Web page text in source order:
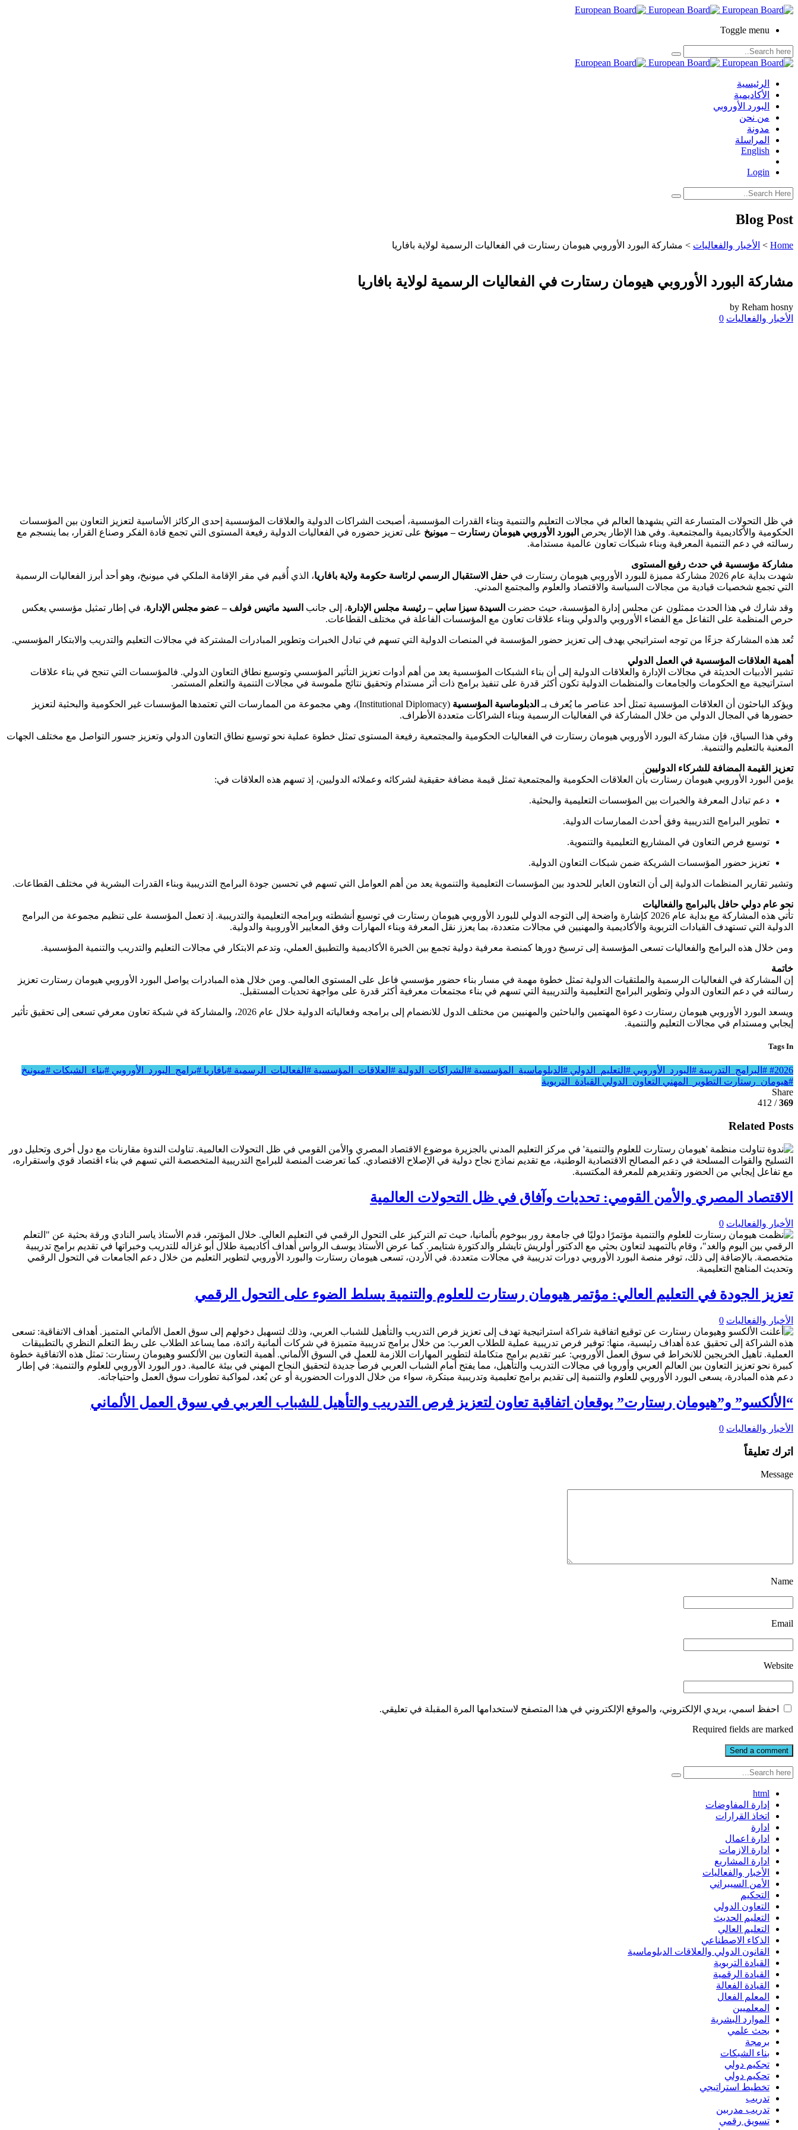
Toggle menu
الرئيسية
الأكاديمية
البورد الأوروبي
من نحن
مدونة
المراسلة
English
Login
Blog Post
Home
> الأخبار والفعاليات > مشاركة البورد الأوروبي هيومان رستارت في الفعاليات الرسمية لولاية بافاريا
مشاركة البورد الأوروبي هيومان رستارت في الفعاليات الرسمية لولاية بافاريا
by Reham hosny
الأخبار والفعاليات 0
في ظل التحولات المتسارعة التي يشهدها العالم في مجالات التعليم والتنمية وبناء القدرات المؤسسية، أصبحت الشراكات الدولية والعلاقات المؤسسية إحدى الركائز الأساسية لتعزيز التعاون بين المؤسسات
الحكومية والأكاديمية والمجتمعية. وفي هذا الإطار يحرص البورد الأوروبي هيومان رستارت – ميونيخ على تعزيز حضوره في الفعاليات الدولية رفيعة المستوى التي تجمع قادة الفكر وصناع القرار، بما ينسجم مع
رسالته في دعم التنمية المعرفية وبناء شبكات تعاون عالمية مستدامة.
مشاركة مؤسسية في حدث رفيع المستوى
شهدت بداية عام 2026 مشاركة مميزة للبورد الأوروبي هيومان رستارت في
حفل الاستقبال الرسمي لرئاسة حكومة ولاية بافاريا، الذي أُقيم في مقر الإقامة الملكي في ميونيخ، وهو أحد أبرز الفعاليات الرسمية
التي تجمع شخصيات قيادية من مجالات السياسة والاقتصاد والعلوم والمجتمع المدني.
وقد شارك في هذا الحدث ممثلون عن مجلس إدارة المؤسسة، حيث حضرت السيدة سيزا سابي – رئيسة مجلس الإدارة، إلى جانب السيد ماتيس فولف – عضو مجلس الإدارة، في إطار تمثيل مؤسسي يعكس
حرص المنظمة على التفاعل مع الفضاء الأوروبي والدولي وبناء علاقات تعاون مع المؤسسات الفاعلة في مختلف القطاعات.
تُعد هذه المشاركة جزءًا من توجه استراتيجي يهدف إلى تعزيز حضور المؤسسة في المنصات الدولية التي تسهم في تبادل الخبرات وتطوير المبادرات المشتركة في مجالات التعليم والتدريب والابتكار المؤسسي.
أهمية العلاقات المؤسسية في العمل الدولي
تشير الأدبيات الحديثة في مجالات الإدارة والعلاقات الدولية إلى أن بناء الشبكات المؤسسية يعد من أهم أدوات تعزيز التأثير المؤسسي وتوسيع نطاق التعاون الدولي. فالمؤسسات التي تنجح في بناء علاقات
استراتيجية مع الحكومات والجامعات والمنظمات الدولية تكون أكثر قدرة على تنفيذ برامج ذات أثر مستدام وتحقيق نتائج ملموسة في مجالات التنمية والتعلم المستمر.
ويؤكد الباحثون أن العلاقات المؤسسية تمثل أحد عناصر ما يُعرف بـ الدبلوماسية المؤسسية
(Institutional Diplomacy)، وهي مجموعة من الممارسات التي تعتمدها المؤسسات غير الحكومية والبحثية لتعزيز
حضورها في المجال الدولي من خلال المشاركة في الفعاليات الرسمية وبناء الشراكات متعددة الأطراف.
وفي هذا السياق، فإن مشاركة البورد الأوروبي هيومان رستارت في الفعاليات الحكومية والمجتمعية رفيعة المستوى تمثل خطوة عملية نحو توسيع نطاق التعاون الدولي وتعزيز جسور التواصل مع مختلف الجهات
المعنية بالتعليم والتنمية.
تعزيز القيمة المضافة للشركاء الدوليين
يؤمن البورد الأوروبي هيومان رستارت بأن العلاقات الحكومية والمجتمعية تمثل قيمة مضافة حقيقية لشركائه وعملائه الدوليين، إذ تسهم هذه العلاقات في:
دعم تبادل المعرفة والخبرات بين المؤسسات التعليمية والبحثية.
تطوير البرامج التدريبية وفق أحدث الممارسات الدولية.
توسيع فرص التعاون في المشاريع التعليمية والتنموية.
تعزيز حضور المؤسسات الشريكة ضمن شبكات التعاون الدولية.
وتشير تقارير المنظمات الدولية إلى أن التعاون العابر للحدود بين المؤسسات التعليمية والتنموية يعد من أهم العوامل التي تسهم في تحسين جودة البرامج التدريبية وبناء القدرات البشرية في مختلف القطاعات.
نحو عام دولي حافل بالبرامج والفعاليات
تأتي هذه المشاركة مع بداية عام 2026 كإشارة واضحة إلى التوجه الدولي للبورد الأوروبي هيومان رستارت في توسيع أنشطته وبرامجه التعليمية والتدريبية. إذ تعمل المؤسسة على تنظيم مجموعة من البرامج
الدولية التي تستهدف القيادات التربوية والأكاديمية والمهنيين في مجالات متعددة، بما يعزز نقل المعرفة وبناء المهارات وفق المعايير الأوروبية والدولية.
ومن خلال هذه البرامج والفعاليات تسعى المؤسسة إلى ترسيخ دورها كمنصة معرفية دولية تجمع بين الخبرة الأكاديمية والتطبيق العملي، وتدعم الابتكار في مجالات التعليم والتدريب والتنمية المؤسسية.
خاتمة
إن المشاركة في الفعاليات الرسمية والملتقيات الدولية تمثل خطوة مهمة في مسار بناء حضور مؤسسي فاعل على المستوى العالمي. ومن خلال هذه المبادرات يواصل البورد الأوروبي هيومان رستارت تعزيز
رسالته في دعم التعاون الدولي وتطوير البرامج التعليمية والتدريبية التي تسهم في بناء مجتمعات معرفية أكثر قدرة على مواجهة تحديات المستقبل.
ويسعد البورد الأوروبي هيومان رستارت دعوة المهتمين والباحثين والمهنيين من مختلف الدول للانضمام إلى برامجه وفعالياته الدولية خلال عام 2026، والمشاركة في شبكة تعاون معرفي تسعى إلى تحقيق تأثير
إيجابي ومستدام في مجالات التعليم والتنمية.
Tags In
#2026 #البرامج_التدريبية #البورد_الأوروبي #التعليم_الدولي #الدبلوماسية_المؤسسية #الشراكات_الدولية #العلاقات_المؤسسية #الفعاليات_الرسمية #بافاريا #برامج_البورد_الأوروبي #بناء_الشبكات #ميونيخ
#هيومان_رستارت التطوير_المهني التعاون_الدولي القيادة_التربوية
Share
369
/ 412
Related Posts
الاقتصاد المصري والأمن القومي: تحديات وآفاق في ظل التحولات العالمية
الأخبار والفعاليات 0
تعزيز الجودة في التعليم العالي: مؤتمر هيومان رستارت للعلوم والتنمية يسلط الضوء على التحول الرقمي
الأخبار والفعاليات 0
“الألكسو” و”هيومان رستارت” يوقعان اتفاقية تعاون لتعزيز فرص التدريب والتأهيل للشباب العربي في سوق العمل الألماني
الأخبار والفعاليات 0
اترك تعليقاً
Message
Name
Email
Website
احفظ اسمي، بريدي الإلكتروني، والموقع الإلكتروني في هذا المتصفح لاستخدامها المرة المقبلة في تعليقي.
Required fields are marked
html
إدارة المفاوضات
اتخاذ القرارات
ادارة
ادارة اعمال
ادارة الازمات
ادارة المشاريع
الأخبار والفعاليات
الأمن السيبراني
التحكيم
التعاون الدولي
التعليم الحديث
التعليم العالي
الذكاء الاصطناعي
القانون الدولي والعلاقات الدبلوماسية
القيادة التربوية
القيادة الرقمية
القيادة الفعالة
المعلم الفعال
المعلميين
الموارد البشرية
بحث علمي
برمجة
بناء الشبكات
تجكيم دولي
تحكيم دولي
تخطيط استراتيجي
تدريب
تدريب مدربين
تسويق رقمي